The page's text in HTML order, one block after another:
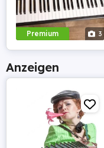
Premium 3
Anzeigen